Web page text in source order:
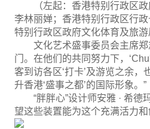
（左起：香港特别行政区
李林丽婵；香港特别行政区行
特别行政区政府文化体育及旅
文化艺术盛事委员会主席
门。在他们的共同努力下，
客到访各区‘打卡’及游览之余
升香港‘盛事之都’的国际形象。”
“胖胖心”设计师安雅 · 希
望这些装置能为这个充满活力